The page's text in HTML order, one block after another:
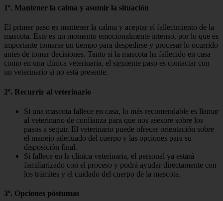
1º. Mantener la calma y asumir la situación
El primer paso es mantener la calma y aceptar el fallecimiento de la
mascota. Este es un momento emocionalmente intenso, por lo que es
importante tomarse un tiempo para despedirse y procesar lo ocurrido
antes de tomar decisiones. Tanto si la mascota ha fallecido en casa
como en una clínica veterinaria, el siguiente paso es contactar con
un veterinario si no está presente.
2º. Recurrir al veterinario
Si una mascota fallece en casa, lo más recomendable es llamar
al veterinario de confianza para que nos asesore sobre los
pasos a seguir. El veterinario puede ofrecer orientación sobre
el manejo adecuado del cuerpo y las opciones para su
disposición final.
Si fallece en la clínica veterinaria, el personal ya estará
familiarizado con el proceso y podrá ayudar directamente con
los trámites y el cuidado del cuerpo de la mascota.
3º. Opciones póstumas